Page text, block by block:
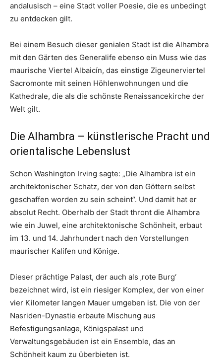
andalusisch – eine Stadt voller Poesie, die es unbedingt
zu entdecken gilt.
Bei einem Besuch dieser genialen Stadt ist die Alhambra
mit den Gärten des Generalife ebenso ein Muss wie das
maurische Viertel Albaicín, das einstige Zigeunerviertel
Sacromonte mit seinen Höhlenwohnungen und die
Kathedrale, die als die schönste Renaissancekirche der
Welt gilt.
Die Alhambra – künstlerische Pracht und
orientalische Lebenslust
Schon Washington Irving sagte: „Die Alhambra ist ein
architektonischer Schatz, der von den Göttern selbst
geschaffen worden zu sein scheint“. Und damit hat er
absolut Recht. Oberhalb der Stadt thront die Alhambra
wie ein Juwel, eine architektonische Schönheit, erbaut
im 13. und 14. Jahrhundert nach den Vorstellungen
maurischer Kalifen und Könige.
Dieser prächtige Palast, der auch als ‚rote Burg‘
bezeichnet wird, ist ein riesiger Komplex, der von einer
vier Kilometer langen Mauer umgeben ist. Die von der
Nasriden-Dynastie erbaute Mischung aus
Befestigungsanlage, Königspalast und
Verwaltungsgebäuden ist ein Ensemble, das an
Schönheit kaum zu überbieten ist.